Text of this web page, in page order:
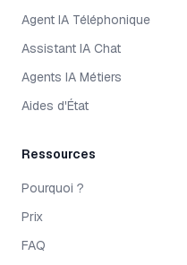
Agent IA Téléphonique
Assistant IA Chat
Agents IA Métiers
Aides d'État
Ressources
Pourquoi ?
Prix
FAQ